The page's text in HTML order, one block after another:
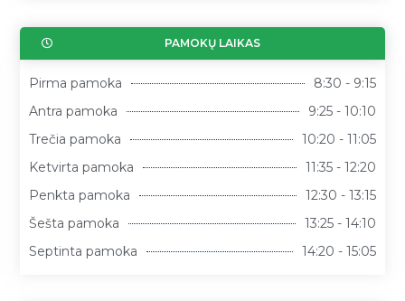
PAMOKŲ LAIKAS
Pirma pamoka
8:30 - 9:15
Antra pamoka
9:25 - 10:10
Trečia pamoka
10:20 - 11:05
Ketvirta pamoka
11:35 - 12:20
Penkta pamoka
12:30 - 13:15
Šešta pamoka
13:25 - 14:10
Septinta pamoka
14:20 - 15:05